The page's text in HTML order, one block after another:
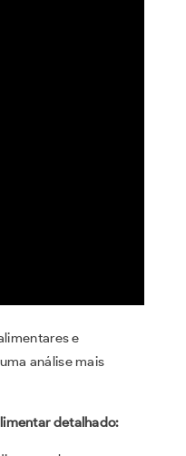
e
análise mais
detalhado: